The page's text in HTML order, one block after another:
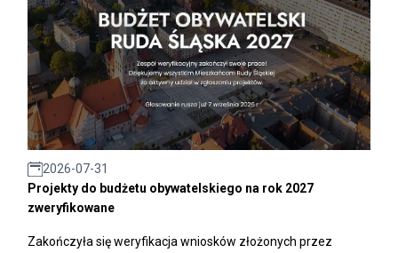
2026-07-31
Projekty do budżetu obywatelskiego na rok 2027
zweryfikowane
Zakończyła się weryfikacja wniosków złożonych przez